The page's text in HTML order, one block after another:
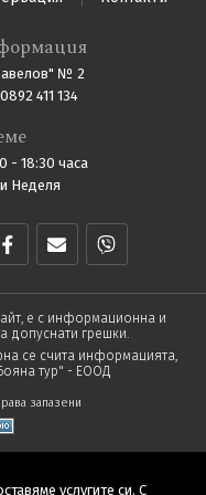
№ 2
411 134
- 18:30 часа
Неделя
е с информационна и
допуснати грешки.
се счита информацията,
тур" - ЕООД
запазени
услугите си. С